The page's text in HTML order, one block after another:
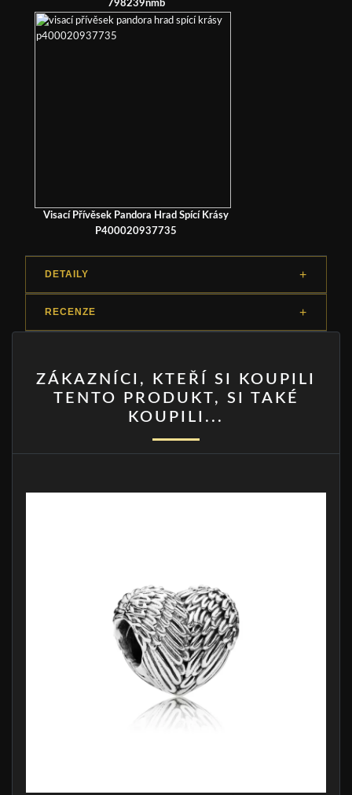
798239nmb
Visací Přívěsek Pandora Hrad Spící Krásy
P400020937735
DETAILY
RECENZE
ZÁKAZNÍCI, KTEŘÍ SI KOUPILI
TENTO PRODUKT, SI TAKÉ
KOUPILI...